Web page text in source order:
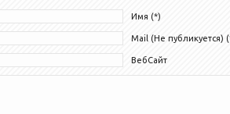
Имя (*)
Mail (Не публикуется)
ВебСайт